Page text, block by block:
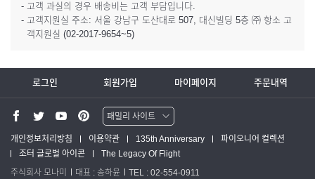
- 고객 과실의 경우 배송비는 고객 부담입니다.
- 고객지원실 주소: 서울 강남구 도산대로 507, 대신빌딩 5층 ㈜ 항소 고
객지원실 (02-2017-9654~5)
로그인 회원가입 마이페이지 주문내역
패밀리 사이트
워터맨 쇼핑몰
파카 글로벌
개인정보처리방침 이용약관 135th Anniversary
파이오니어 컬렉션
조터 글로벌 아이콘
The Legacy Of Flight
주식회사 모나미
대표 : 송하윤
TEL : 02-554-0911